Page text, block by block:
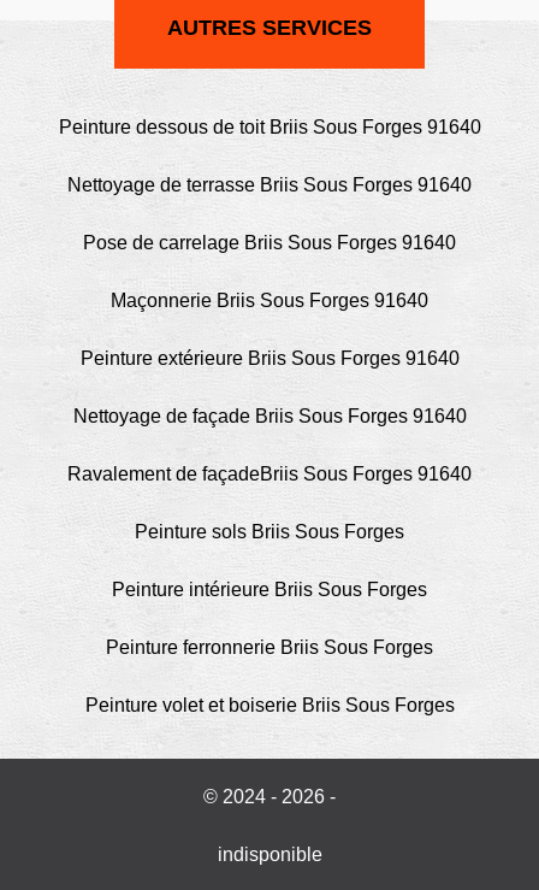
AUTRES SERVICES
Peinture dessous de toit Briis Sous Forges 91640
Nettoyage de terrasse Briis Sous Forges 91640
Pose de carrelage Briis Sous Forges 91640
Maçonnerie Briis Sous Forges 91640
Peinture extérieure Briis Sous Forges 91640
Nettoyage de façade Briis Sous Forges 91640
Ravalement de façadeBriis Sous Forges 91640
Peinture sols Briis Sous Forges
Peinture intérieure Briis Sous Forges
Peinture ferronnerie Briis Sous Forges
Peinture volet et boiserie Briis Sous Forges
© 2024 - 2026 -
indisponible